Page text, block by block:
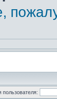
пользователя: